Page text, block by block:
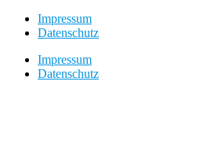
Impressum
Datenschutz
Impressum
Datenschutz